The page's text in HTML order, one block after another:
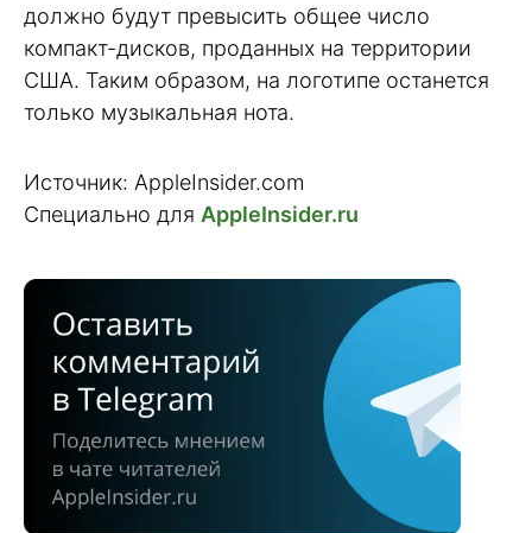
должно будут превысить общее число
компакт-дисков, проданных на территории
США. Таким образом, на логотипе останется
только музыкальная нота.
Источник: AppleInsider.com
Специально для AppleInsider.ru